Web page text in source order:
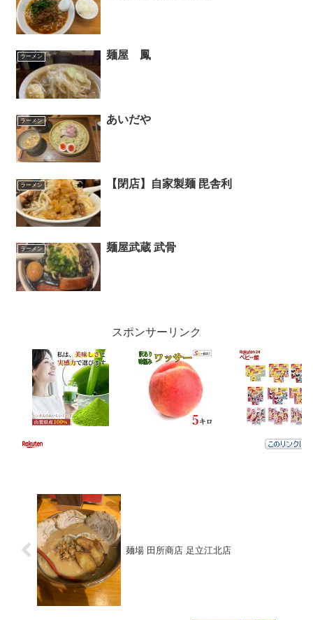
ラーメン 麺屋 鳳
ラーメン あいだや
ラーメン 【閉店】自家製麺 毘舎利
ラーメン 麺屋武蔵 武骨
スポンサーリンク
麺場 田所商店 足立江北店